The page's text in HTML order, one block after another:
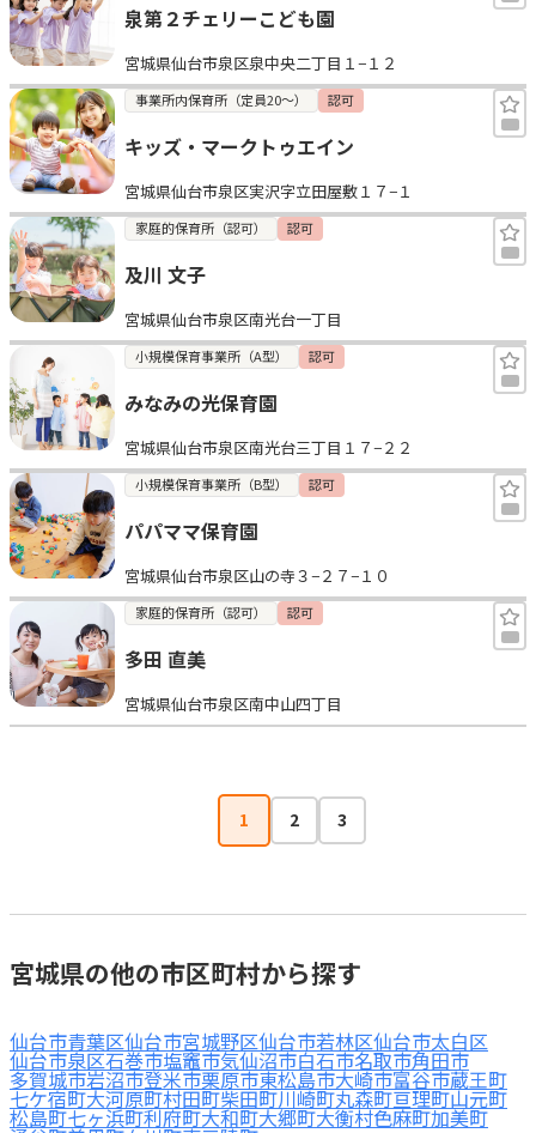
泉第２チェリーこども園
宮城県仙台市泉区泉中央二丁目１−１２
事業所内保育所（定員20～） 認可
キッズ・マークトゥエイン
宮城県仙台市泉区実沢字立田屋敷１７−１
家庭的保育所（認可） 認可
及川 文子
宮城県仙台市泉区南光台一丁目
小規模保育事業所（A型） 認可
みなみの光保育園
宮城県仙台市泉区南光台三丁目１７−２２
小規模保育事業所（B型） 認可
パパママ保育園
宮城県仙台市泉区山の寺３−２７−１０
家庭的保育所（認可） 認可
多田 直美
宮城県仙台市泉区南中山四丁目
1 2 3
宮城県の他の市区町村から探す
仙台市青葉区仙台市宮城野区仙台市若林区仙台市太白区
仙台市泉区石巻市塩竈市気仙沼市白石市名取市角田市
多賀城市岩沼市登米市栗原市東松島市大崎市富谷市蔵王町
七ケ宿町大河原町村田町柴田町川崎町丸森町亘理町山元町
松島町七ヶ浜町利府町大和町大郷町大衡村色麻町加美町